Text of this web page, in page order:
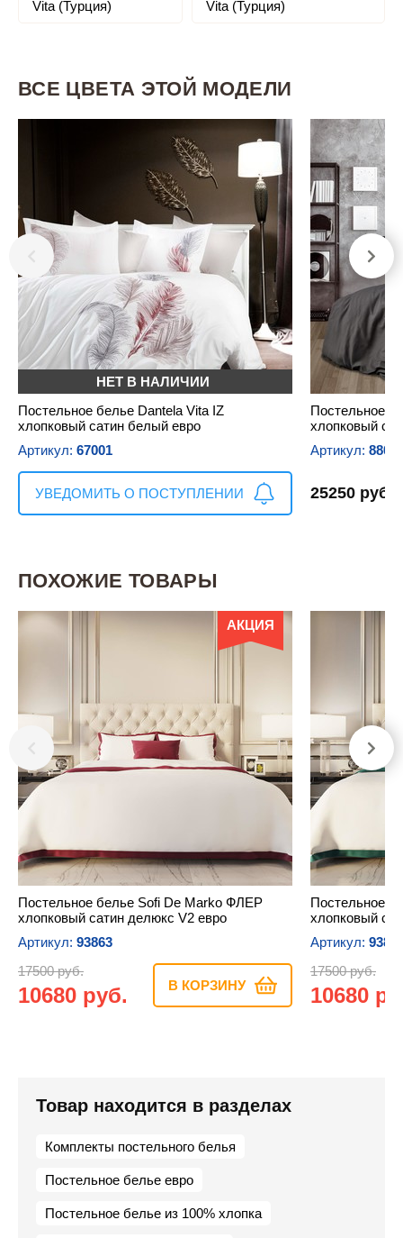
Vita (Турция) Vita (Турция)
ВСЕ ЦВЕТА ЭТОЙ МОДЕЛИ
НЕТ В НАЛИЧИИ
Постельное белье Dantela Vita IZ
хлопковый сатин белый евро
Артикул: 67001
УВЕДОМИТЬ О ПОСТУПЛЕНИИ
Постельное
хлопковый
Артикул:
25250 руб.
ПОХОЖИЕ ТОВАРЫ
АКЦИЯ
Постельное белье Sofi De Marko ФЛЕР
хлопковый сатин делюкс V2 евро
Артикул: 93863
17500 руб.
10680 руб. В КОРЗИНУ
Постельное
хлопковый
Артикул:
17500 руб.
10680
Товар находится в разделах
Комплекты постельного белья
Постельное белье евро
Постельное белье из 100% хлопка